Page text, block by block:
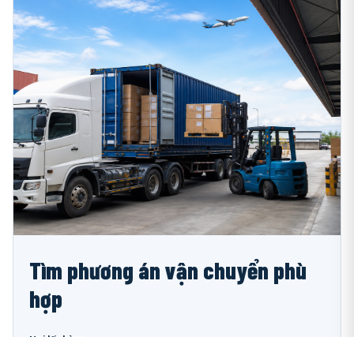
Tìm phương án vận chuyển phù
hợp